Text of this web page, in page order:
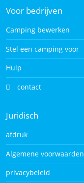
Voor bedrijven
Camping bewerken
Stel een camping voor
Hulp
contact
Juridisch
afdruk
Algemene voorwaarden
privacybeleid